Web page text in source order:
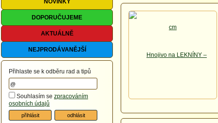
NOVINKY
DOPORUČUJEME
AKTUÁLNĚ
NEJPRODÁVANĚJŠÍ
Přihlaste se k odběru rad a tipů
Souhlasím se zpracováním
osobních údajů